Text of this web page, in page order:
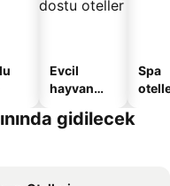
Evcil
hayvan
oteller
Spa
gidilecek